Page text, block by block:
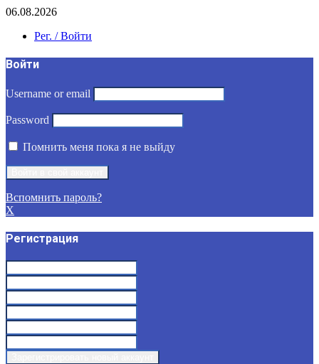
06.08.2026
Рег. / Войти
Войти
Username or email
Password
Помнить меня пока я не выйду
Вспомнить пароль?
X
Регистрация